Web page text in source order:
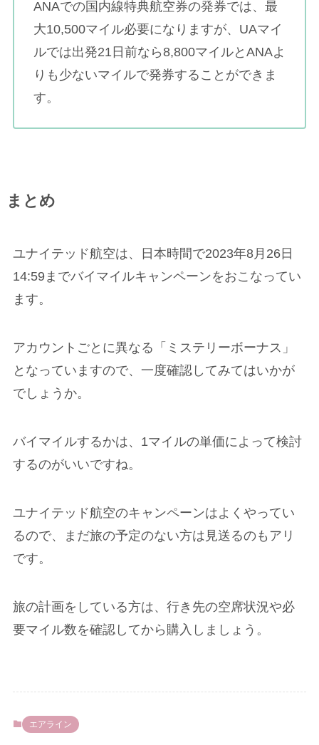
ANAでの国内線特典航空券の発券では、最
大10,500マイル必要になりますが、UAマイ
ルでは出発21日前なら8,800マイルとANAよ
りも少ないマイルで発券することができま
す。
まとめ
ユナイテッド航空は、日本時間で2023年8月26日
14:59までバイマイルキャンペーンをおこなってい
ます。
アカウントごとに異なる「ミステリーボーナス」
となっていますので、一度確認してみてはいかが
でしょうか。
バイマイルするかは、1マイルの単価によって検討
するのがいいですね。
ユナイテッド航空のキャンペーンはよくやってい
るので、まだ旅の予定のない方は見送るのもアリ
です。
旅の計画をしている方は、行き先の空席状況や必
要マイル数を確認してから購入しましょう。
エアライン